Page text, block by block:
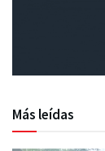
Más leídas